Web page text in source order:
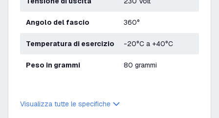
Angolo del fascio 360°
Temperatura di esercizio -20°C a +40°C
Peso in grammi 80 grammi
Visualizza tutte le specifiche